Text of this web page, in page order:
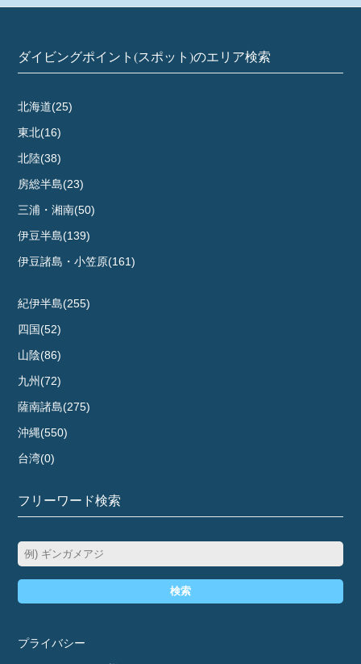
ダイビングポイント(スポット)のエリア検索
北海道(25)
東北(16)
北陸(38)
房総半島(23)
三浦・湘南(50)
伊豆半島(139)
伊豆諸島・小笠原(161)
紀伊半島(255)
四国(52)
山陰(86)
九州(72)
薩南諸島(275)
沖縄(550)
台湾(0)
フリーワード検索
検索
プライバシー